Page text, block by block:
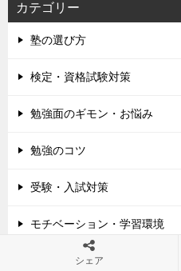
カテゴリー
塾の選び方
検定・資格試験対策
勉強面のギモン・お悩み
勉強のコツ
受験・入試対策
モチベーション・学習環境
プロ講師が教える重要ポイント
シェア